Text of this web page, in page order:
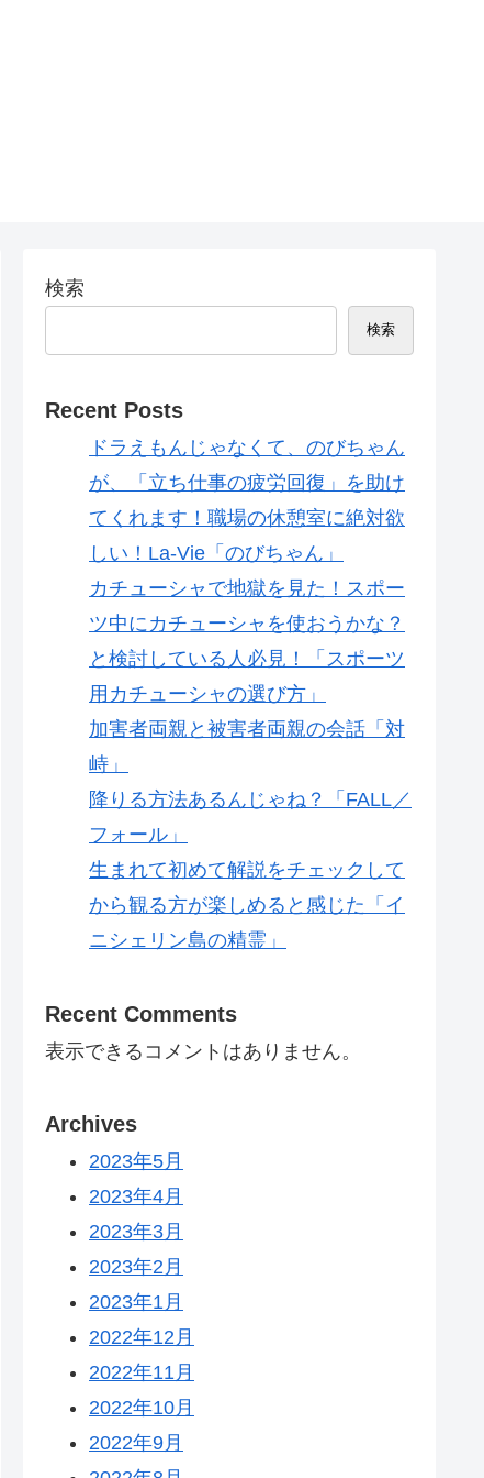
検索
検索
Recent Posts
ドラえもんじゃなくて、のびちゃん
が、「立ち仕事の疲労回復」を助け
てくれます！職場の休憩室に絶対欲
しい！La-Vie「のびちゃん」
カチューシャで地獄を見た！スポー
ツ中にカチューシャを使おうかな？
と検討している人必見！「スポーツ
用カチューシャの選び方」
加害者両親と被害者両親の会話「対
峙」
降りる方法あるんじゃね？「FALL／
フォール」
生まれて初めて解説をチェックして
から観る方が楽しめると感じた「イ
ニシェリン島の精霊」
Recent Comments
表示できるコメントはありません。
Archives
2023年5月
2023年4月
2023年3月
2023年2月
2023年1月
2022年12月
2022年11月
2022年10月
2022年9月